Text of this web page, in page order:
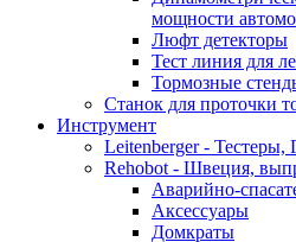
мощности
Люфт детекторы
Тест линия для
Тормозные
Станок для проточки
Инструмент
Leitenberger - Тестеры,
Rehobot - Швеция,
Аварийно-
Аксессуары
Домкраты